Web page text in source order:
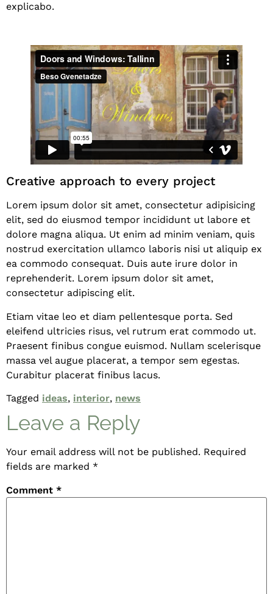
explicabo.
Creative approach to every project
Lorem ipsum dolor sit amet, consectetur adipisicing
elit, sed do eiusmod tempor incididunt ut labore et
dolore magna aliqua. Ut enim ad minim veniam, quis
nostrud exercitation ullamco laboris nisi ut aliquip ex
ea commodo consequat. Duis aute irure dolor in
reprehenderit. Lorem ipsum dolor sit amet,
consectetur adipiscing elit.
Etiam vitae leo et diam pellentesque porta. Sed
eleifend ultricies risus, vel rutrum erat commodo ut.
Praesent finibus congue euismod. Nullam scelerisque
massa vel augue placerat, a tempor sem egestas.
Curabitur placerat finibus lacus.
Tagged ideas, interior, news
Leave a Reply
Your email address will not be published. Required
fields are marked *
Comment *